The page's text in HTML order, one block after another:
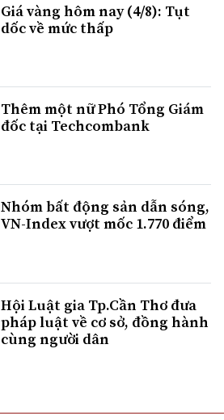
Giá vàng hôm nay (4/8): Tụt
dốc về mức thấp
Thêm một nữ Phó Tổng Giám
đốc tại Techcombank
Nhóm bất động sản dẫn sóng,
VN-Index vượt mốc 1.770 điểm
Hội Luật gia Tp.Cần Thơ đưa
pháp luật về cơ sở, đồng hành
cùng người dân